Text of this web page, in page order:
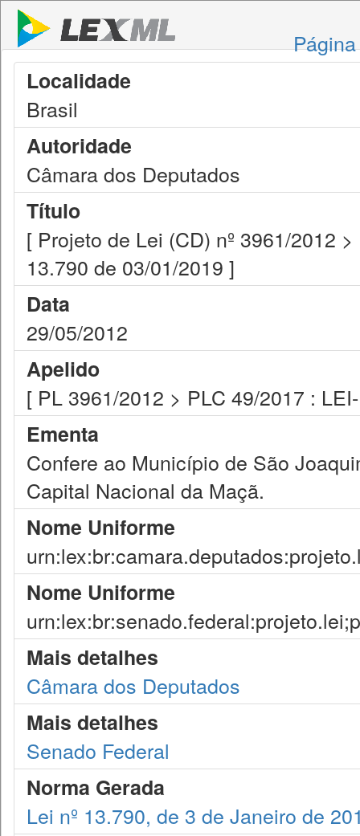
Localidade
Brasil
Autoridade
Câmara dos Deputados
Título
[ Projeto de Lei (CD) nº 3961/2012
13.790 de 03/01/2019 ]
Data
29/05/2012
Apelido
[ PL 3961/2012 > PLC 49/2017 :
Ementa
Confere ao Município de São
Capital Nacional da Maçã.
Nome Uniforme
Nome Uniforme
Mais detalhes
Câmara dos Deputados
Mais detalhes
Senado Federal
Norma Gerada
Lei nº 13.790, de 3 de Janeiro de